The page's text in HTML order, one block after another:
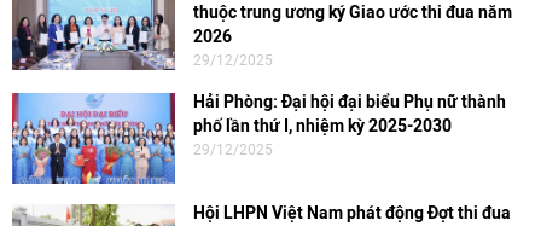
thuộc trung ương ký Giao ước thi đua năm
2026
29/12/2025
Hải Phòng: Đại hội đại biểu Phụ nữ thành
phố lần thứ I, nhiệm kỳ 2025-2030
29/12/2025
Hội LHPN Việt Nam phát động Đợt thi đua